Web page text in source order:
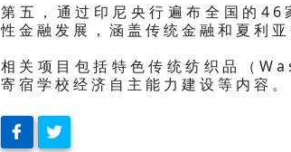
第五，通过印尼央行遍布全国的
性金融发展，涵盖传统金融和夏利亚
相关项目包括特色传统纺织品（
寄宿学校经济自主能力建设等内容